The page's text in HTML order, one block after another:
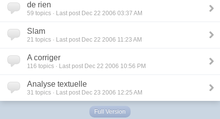
de rien
59 topics · Last post Dec 22 2006 03:37 AM
Slam
21 topics · Last post Dec 22 2006 11:23 AM
A corriger
116 topics · Last post Dec 22 2006 10:56 PM
Analyse textuelle
31 topics · Last post Dec 23 2006 12:25 AM
Full Version